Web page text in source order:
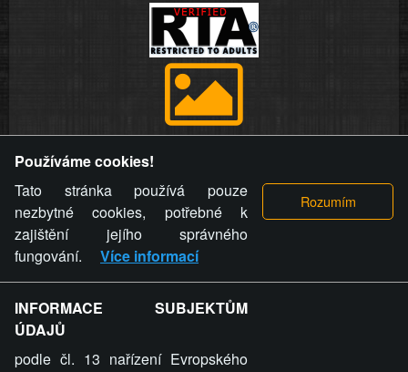
videa a komentáře. Osoba, které se toto opatření provozovatele
stránky týče, ani osoba, která umístila fotografii nebo video na
stránku, nemůže z důvodu odstranění fotografie, videa nebo
komentáře pro výše uvedenou okolnost uplatnit vůči
provozovateli stránky žádný nárok na náhradu škody nebo
nemajetkové újmy.
ZVRÁCENÝ.CZ - Svět není zvrácenej. To jen
ty lidi...
Používáme cookies!
Tato stránka používá pouze
nezbytné cookies, potřebné k
zajištění jejího správného
fungování.
Více informací
INFORMACE SUBJEKTŮM
ÚDAJŮ
podle čl. 13 nařízení Evropského